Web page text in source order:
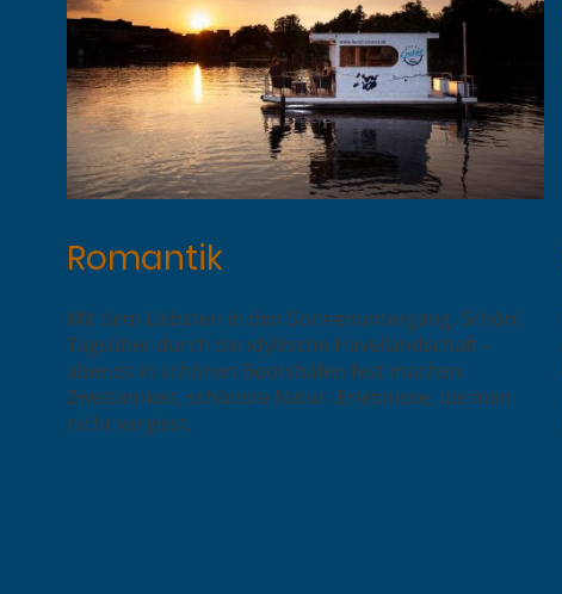
Romantik
Mit dem Liebsten in den Sonnenuntergang. Schön!
Tagsüber durch die idyllische Havellandschaft -
abends in schönen Bootshäfen fest machen.
Zweisamkeit, schönste Natur. Erlebnisse, die man
nicht vergisst.